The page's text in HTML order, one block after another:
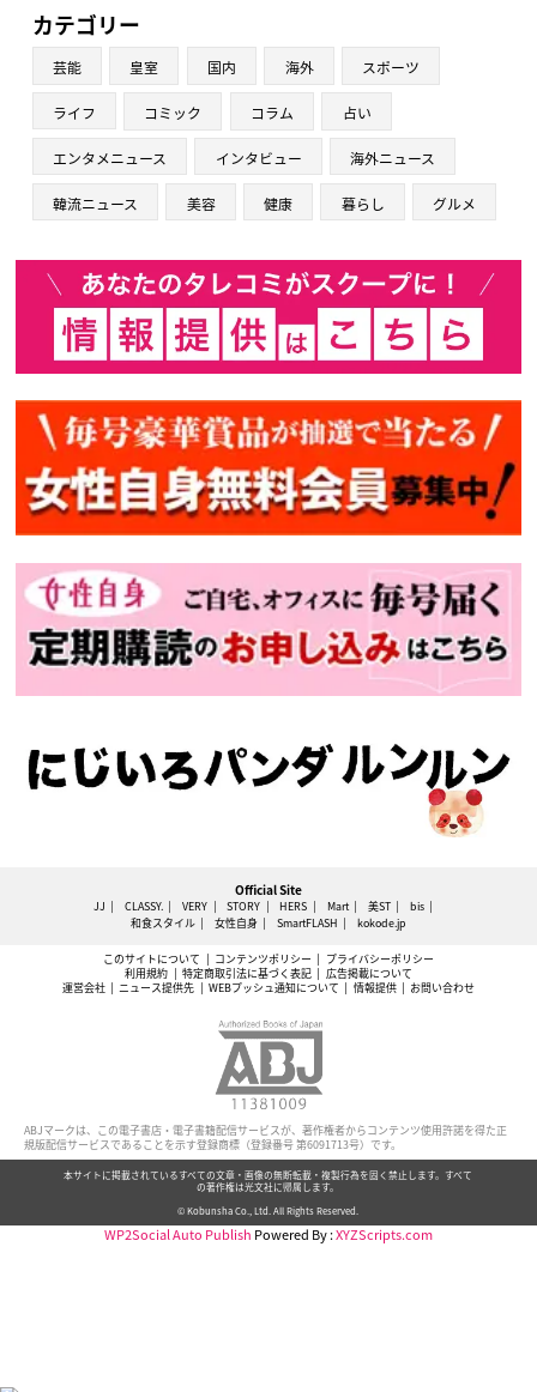
カテゴリー
芸能 皇室 国内 海外 スポーツ
ライフ コミック コラム 占い
エンタメニュース インタビュー 海外ニュース
韓流ニュース 美容 健康 暮らし グルメ
Official Site
JJ CLASSY. VERY STORY HERS Mart 美ST
bis
和食スタイル
女性自身 SmartFLASH kokode.jp
このサイトについて コンテンツポリシー
プライバシーポリシー
利用規約
特定商取引法に基づく表記
広告掲載について
運営会社
ニュース提供先 WEBプッシュ通知について 情報提供 お問い合わせ
ABJマークは、この電子書店・電子書籍配信サービスが、著作権者からコンテンツ使用許諾を得た正
規版配信サービスであることを示す登録商標（登録番号 第6091713号）です。
本サイトに掲載されているすべての文章・画像の無断転載・複製行為を固く禁止します。すべて
の著作権は光文社に帰属します。
© Kobunsha Co., Ltd. All Rights Reserved.
WP2Social Auto Publish Powered By :XYZScripts.com